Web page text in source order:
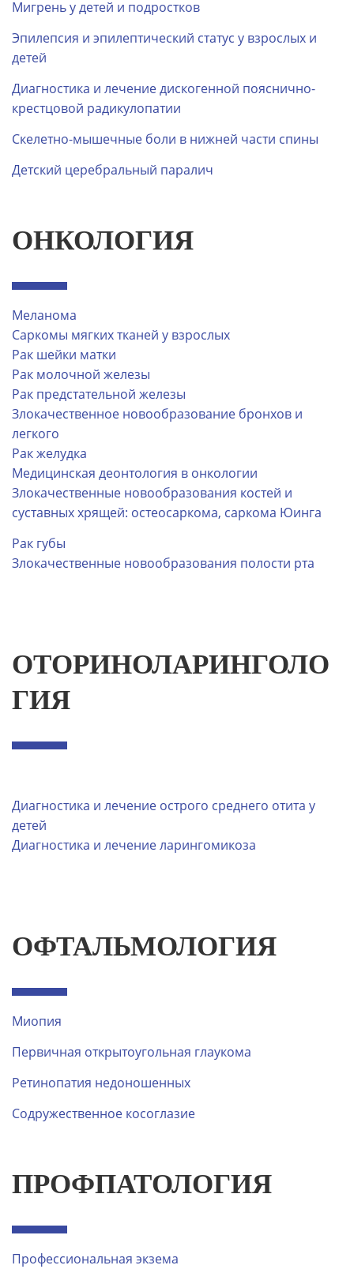
Мигрень у детей и подростков
Эпилепсия и эпилептический статус у взрослых и
детей
Диагностика и лечение дискогенной пояснично-
крестцовой радикулопатии
Скелетно-мышечные боли в нижней части спины
Детский церебральный паралич
ОНКОЛОГИЯ
Меланома
Саркомы мягких тканей у взрослых
Рак шейки матки
Рак молочной железы
Рак предстательной железы
Злокачественное новообразование бронхов и
легкого
Рак желудка
Медицинская деонтология в онкологии
Злокачественные новообразования костей и
суставных хрящей: остеосаркома, саркома Юинга
Рак губы
Злокачественные новообразования полости рта
ОТОРИНОЛАРИНГОЛО
ГИЯ
Диагностика и лечение острого среднего отита у
детей
Диагностика и лечение ларингомикоза
ОФТАЛЬМОЛОГИЯ
Миопия
Первичная открытоугольная глаукома
Ретинопатия недоношенных
Содружественное косоглазие
ПРОФПАТОЛОГИЯ
Профессиональная экзема